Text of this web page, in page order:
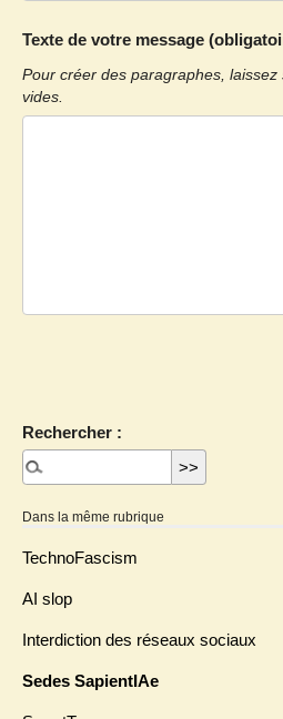
Texte de votre message
Pour créer des paragraphes,
vides.
Rechercher :
Dans la même rubrique
TechnoFascism
AI slop
Interdiction des réseaux sociaux
Sedes SapientIAe